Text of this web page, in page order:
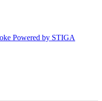
Powered by STIGA